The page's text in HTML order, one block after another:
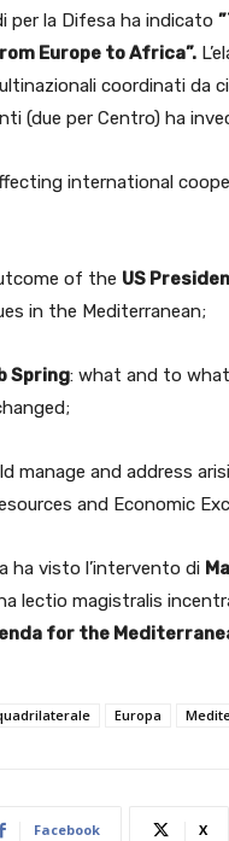
per la Difesa ha indicato
Europe to Africa”.
coordinati da
(due per Centro) ha
international
of the US
in the Mediterranean;
Spring: what and to what
manage and address
and Economic
ha visto l’intervento di
lectio magistralis
for the
Europa
Facebook X